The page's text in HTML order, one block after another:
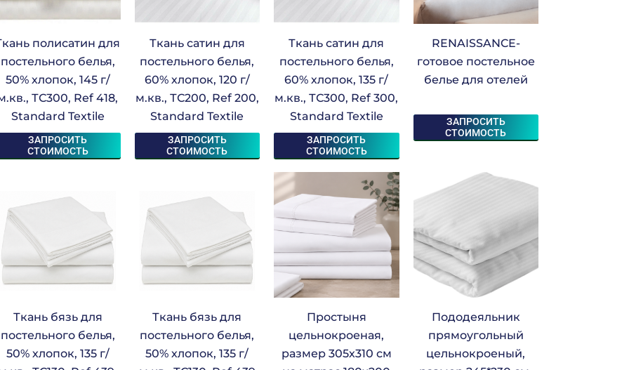
полисатин для
постельного белья,
50% хлопок, 145 г/
ТС300, Ref 418,
Standard Textile
ЗАПРОСИТЬ
СТОИМОСТЬ
Ткань сатин для
постельного белья,
60% хлопок, 120 г/
м.кв., ТС200, Ref 200,
Standard Textile
ЗАПРОСИТЬ
СТОИМОСТЬ
Ткань сатин для
постельного белья,
60% хлопок, 135 г/
м.кв., ТС300, Ref 300,
Standard Textile
ЗАПРОСИТЬ
СТОИМОСТЬ
RENAISSANCE-
готовое постельное
белье для отелей
ЗАПРОСИТЬ
СТОИМОСТЬ
Ткань бязь для
постельного белья,
50% хлопок, 135 г/
Ткань бязь для
постельного белья,
50% хлопок, 135 г/
Простыня
цельнокроеная,
размер 305х310 см
Пододеяльник
прямоугольный
цельнокроеный,